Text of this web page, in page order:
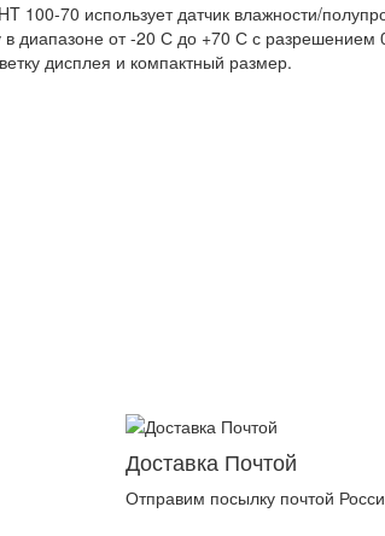
100-70 использует датчик влажности/
диапазоне от -20 С до +70 С с
дисплея и компактный размер.
Доставка Почтой
Отправим посылку почтой